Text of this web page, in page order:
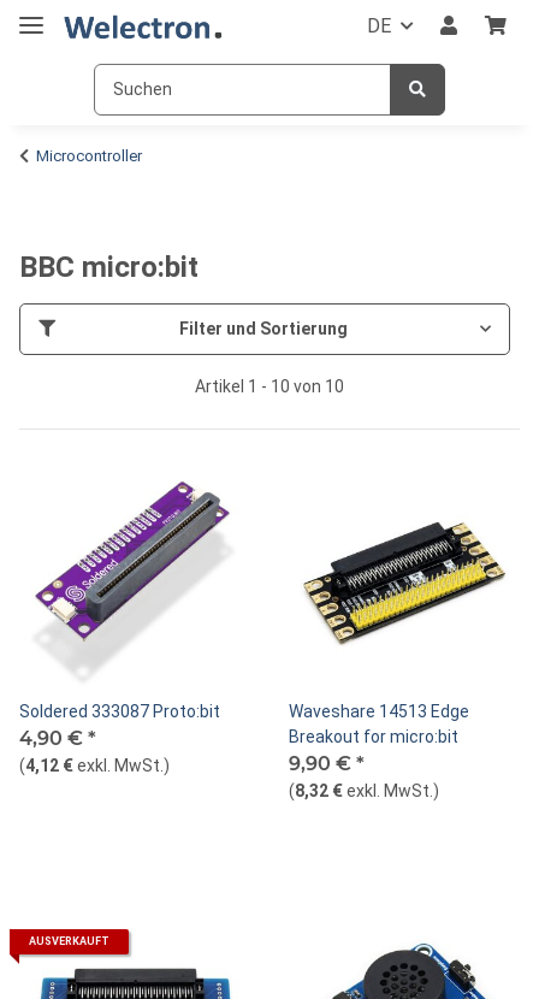
DE
Microcontroller
BBC micro:bit
Filter und Sortierung
Artikel 1 - 10 von 10
Soldered 333087 Proto:bit
4,90 € *
(4,12 €exkl. MwSt. )
Waveshare 14513 Edge
Breakout for micro:bit
9,90 € *
(8,32 €exkl. MwSt. )
AUSVERKAUFT